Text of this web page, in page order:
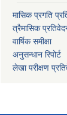
मासिक प्रगति
त्रैमासिक
वार्षिक समीक्षा
अनुसन्धान रिपोर्ट
लेखा परीक्षण